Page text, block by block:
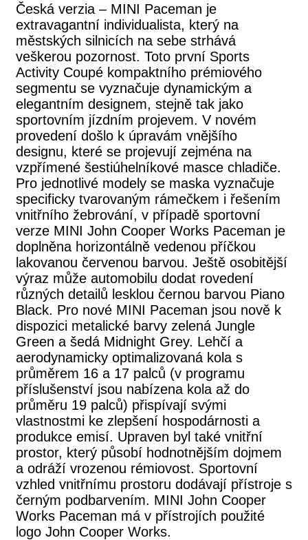
Česká verzia – MINI Paceman je
extravagantní individualista, který na
městských silnicích na sebe strhává
veškerou pozornost. Toto první Sports
Activity Coupé kompaktního prémiového
segmentu se vyznačuje dynamickým a
elegantním designem, stejně tak jako
sportovním jízdním projevem. V novém
provedení došlo k úpravám vnějšího
designu, které se projevují zejména na
vzpřímené šestiúhelníkové masce chladiče.
Pro jednotlivé modely se maska vyznačuje
specificky tvarovaným rámečkem i řešením
vnitřního žebrování, v případě sportovní
verze MINI John Cooper Works Paceman je
doplněna horizontálně vedenou příčkou
lakovanou červenou barvou. Ještě osobitější
výraz může automobilu dodat rovedení
různých detailů lesklou černou barvou Piano
Black. Pro nové MINI Paceman jsou nově k
dispozici metalické barvy zelená Jungle
Green a šedá Midnight Grey. Lehčí a
aerodynamicky optimalizovaná kola s
průměrem 16 a 17 palců (v programu
příslušenství jsou nabízena kola až do
průměru 19 palců) přispívají svými
vlastnostmi ke zlepšení hospodárnosti a
produkce emisí. Upraven byl také vnitřní
prostor, který působí hodnotnějším dojmem
a odráží vrozenou rémiovost. Sportovní
vzhled vnitřnímu prostoru dodávají přístroje s
černým podbarvením. MINI John Cooper
Works Paceman má v přístrojích použité
logo John Cooper Works.